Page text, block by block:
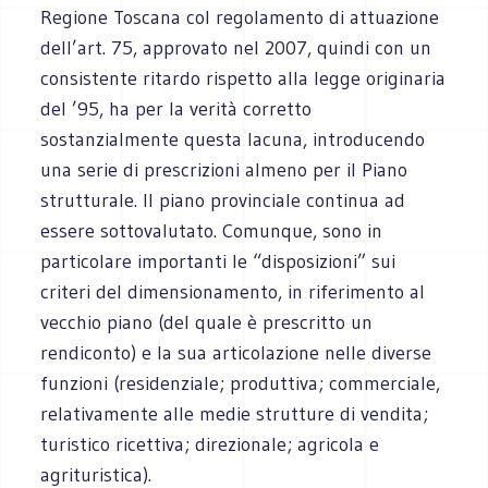
Regione Toscana col regolamento di attuazione
dell’art. 75, approvato nel 2007, quindi con un
consistente ritardo rispetto alla legge originaria
del ’95, ha per la verità corretto
sostanzialmente questa lacuna, introducendo
una serie di prescrizioni almeno per il Piano
strutturale. Il piano provinciale continua ad
essere sottovalutato. Comunque, sono in
particolare importanti le “disposizioni” sui
criteri del dimensionamento, in riferimento al
vecchio piano (del quale è prescritto un
rendiconto) e la sua articolazione nelle diverse
funzioni (residenziale; produttiva; commerciale,
relativamente alle medie strutture di vendita;
turistico ricettiva; direzionale; agricola e
agrituristica).